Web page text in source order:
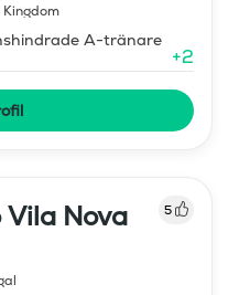
A-tränare
+2
Vila Nova 5